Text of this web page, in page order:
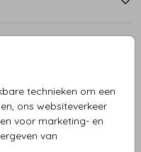
technieken om een
ons websiteverkeer
voor marketing- en
van
lopende ouders met
Een prachtig